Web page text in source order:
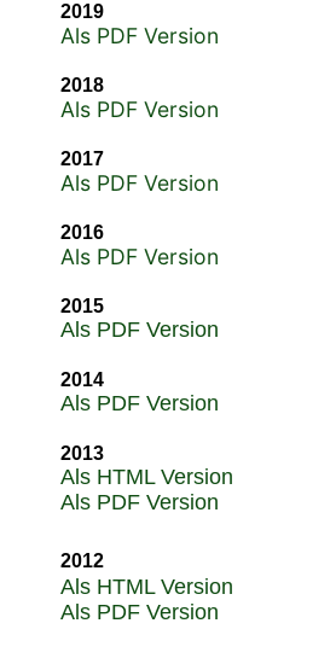
2019
Als PDF Version
2018
Als PDF Version
2017
Als PDF Version
2016
Als PDF Version
2015
Als PDF Version
2014
Als PDF Version
2013
Als HTML Version
Als PDF Version
2012
Als HTML Version
Als PDF Version